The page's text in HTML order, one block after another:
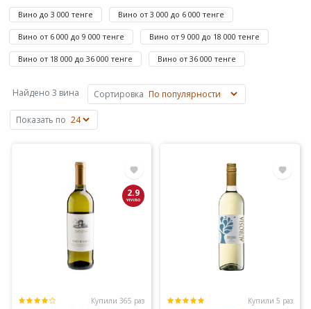
от
1
630
до
365
—
уже
Вино до 3 000 тенге Вино от 3 000 до 6 000 тенге
Вино от 6 000 до 9 000 тенге Вино от 9 000 до 18 000 тенге
Вино от 18 000 до 36 000 тенге Вино от 36 000 тенге
Найдено 3 вина Сортировка
Показать по
2.9
Купили 365 раз Купили 5 раз